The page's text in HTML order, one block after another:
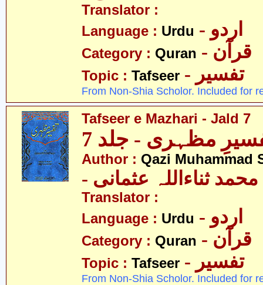
Translator :
Language : Urdu - اردو
Category : Quran - قرآن
Topic : Tafseer - تفسیر
From Non-Shia Scholor. Included for
Tafseer e Mazhari - Jald 7
مظہری - جلد 7
Author : Qazi Muhammad
ثناءاللہ عثمانی
Translator :
Language : Urdu - اردو
Category : Quran - قرآن
Topic : Tafseer - تفسیر
From Non-Shia Scholor. Included for